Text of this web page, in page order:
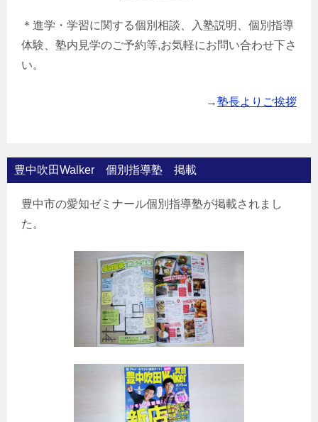
＊進学・学習に関する個別相談、入塾説明、個別指導
体験、塾内見学のご予約等,お気軽にお問い合わせ下さ
い。
→塾長よりご挨拶
豊中吹田Walker 個別指導塾 掲載
豊中市の愛知ゼミナール個別指導塾が掲載されまし
た。